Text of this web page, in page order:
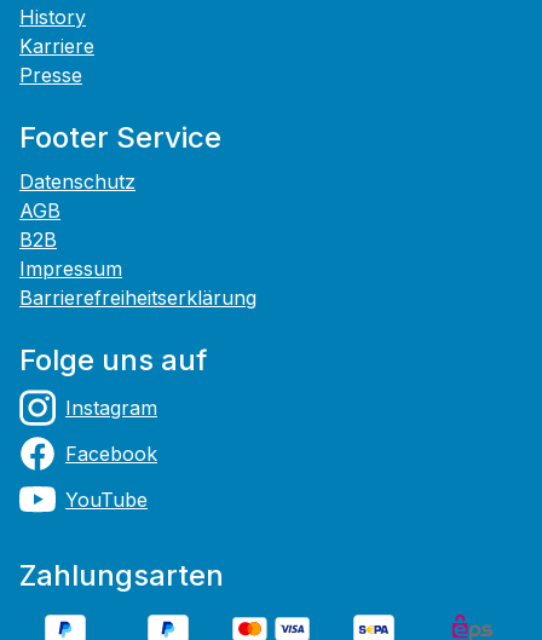
History
Karriere
Presse
Footer Service
Datenschutz
AGB
B2B
Impressum
Barrierefreiheitserklärung
Folge uns auf
Instagram
Facebook
YouTube
Zahlungsarten